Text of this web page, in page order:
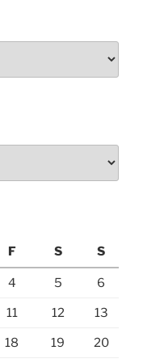
F S S
4 5 6
11 12 13
18 19 20